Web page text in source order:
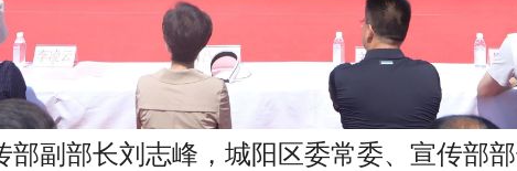
部副部长刘志峰，城阳区委常委、宣传部